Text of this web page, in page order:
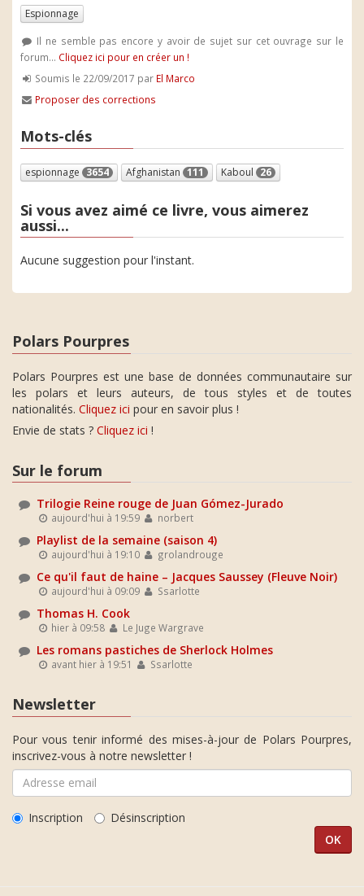
Espionnage
Il ne semble pas encore y avoir de sujet sur cet ouvrage sur le
forum... Cliquez ici pour en créer un !
Soumis le 22/09/2017 par El Marco
Proposer des corrections
Mots-clés
espionnage 3654 Afghanistan 111 Kaboul 26
Si vous avez aimé ce livre, vous aimerez
aussi...
Aucune suggestion pour l'instant.
Polars Pourpres
Polars Pourpres est une base de données communautaire sur
les polars et leurs auteurs, de tous styles et de toutes
nationalités. Cliquez ici pour en savoir plus !
Envie de stats ? Cliquez ici !
Sur le forum
Trilogie Reine rouge de Juan Gómez-Jurado
aujourd'hui à 19:59 norbert
Playlist de la semaine (saison 4)
aujourd'hui à 19:10 grolandrouge
Ce qu'il faut de haine – Jacques Saussey (Fleuve Noir)
aujourd'hui à 09:09 Ssarlotte
Thomas H. Cook
hier à 09:58 Le Juge Wargrave
Les romans pastiches de Sherlock Holmes
avant hier à 19:51 Ssarlotte
Newsletter
Pour vous tenir informé des mises-à-jour de Polars Pourpres,
inscrivez-vous à notre newsletter !
Inscription Désinscription